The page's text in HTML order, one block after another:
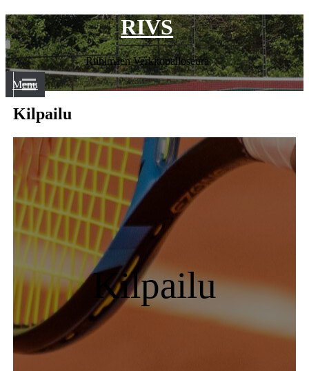
RIVS
Riihimäen Verkkopalloseura
Menu
Kilpailu
Kilpailu